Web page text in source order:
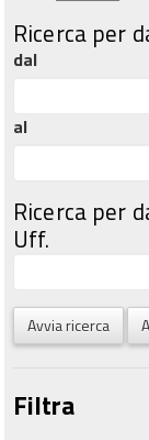
Ricerca per
dal
al
Ricerca per
Uff.
Avvia ricerca
Filtra